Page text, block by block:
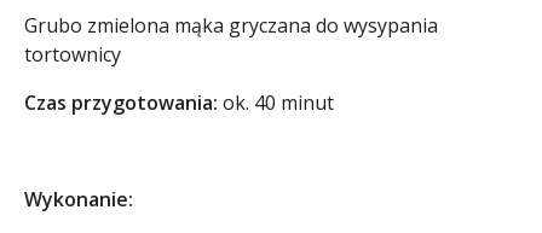
Grubo zmielona mąka gryczana do wysypania
tortownicy
Czas przygotowania: ok. 40 minut
Wykonanie: